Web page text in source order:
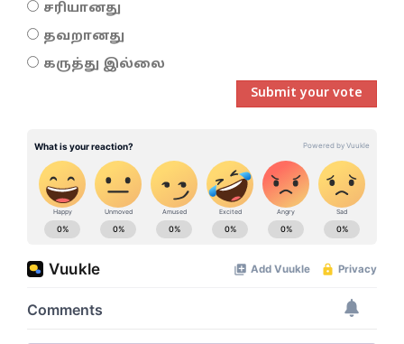
சரியானது
தவறானது
கருத்து இல்லை
Submit your vote